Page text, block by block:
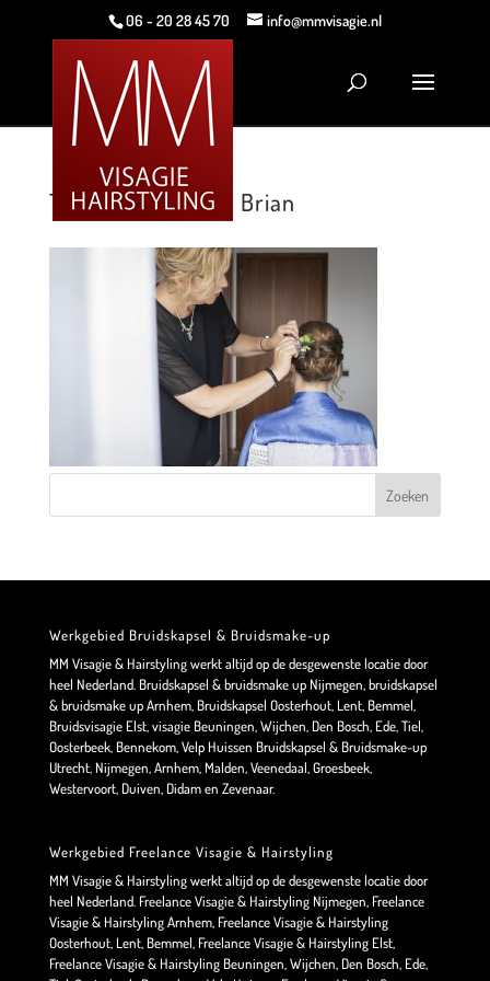
06 - 20 28 45 70 info@mmvisagie.nl
Trouwerij Anne en Brian
Werkgebied Bruidskapsel & Bruidsmake-up
MM Visagie & Hairstyling werkt altijd op de desgewenste locatie door
heel Nederland. Bruidskapsel & bruidsmake up Nijmegen, bruidskapsel
& bruidsmake up Arnhem, Bruidskapsel Oosterhout, Lent, Bemmel,
Bruidsvisagie Elst, visagie Beuningen, Wijchen, Den Bosch, Ede, Tiel,
Oosterbeek, Bennekom, Velp Huissen Bruidskapsel & Bruidsmake-up
Utrecht, Nijmegen, Arnhem, Malden, Veenedaal, Groesbeek,
Westervoort, Duiven, Didam en Zevenaar.
Werkgebied Freelance Visagie & Hairstyling
MM Visagie & Hairstyling werkt altijd op de desgewenste locatie door
heel Nederland. Freelance Visagie & Hairstyling Nijmegen, Freelance
Visagie & Hairstyling Arnhem, Freelance Visagie & Hairstyling
Oosterhout, Lent, Bemmel, Freelance Visagie & Hairstyling Elst,
Freelance Visagie & Hairstyling Beuningen, Wijchen, Den Bosch, Ede,